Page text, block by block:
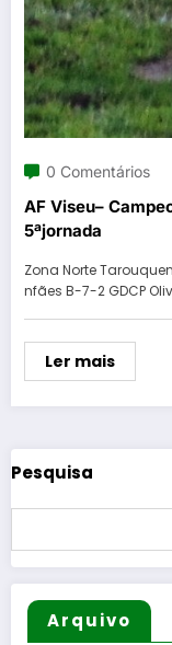
0 Comentários
AF Viseu–
5ªjornada
Zona Norte
nfães B-7-2 GDCP
Ler mais
Pesquisa
Arquivo